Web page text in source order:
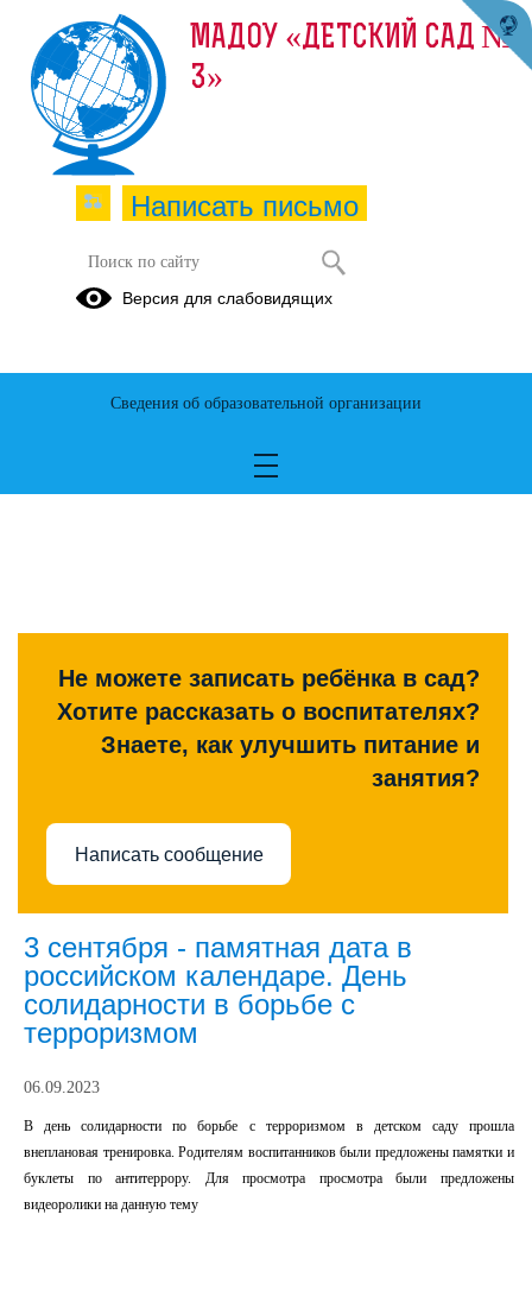
Не можете записать ребёнка в сад?
Хотите рассказать о воспитателях?
Знаете, как улучшить питание и
занятия?
Написать сообщение
3 сентября - памятная дата в
российском календаре. День
солидарности в борьбе с
терроризмом
06.09.2023
В день солидарности по борьбе с терроризмом в детском саду прошла
внеплановая тренировка. Родителям воспитанников были предложены памятки и
буклеты по антитеррору. Для просмотра просмотра были предложены
видеоролики на данную тему
МАДОУ «ДЕТСКИЙ САД №
3»
Написать письмо
Версия для слабовидящих
Сведения об образовательной организации